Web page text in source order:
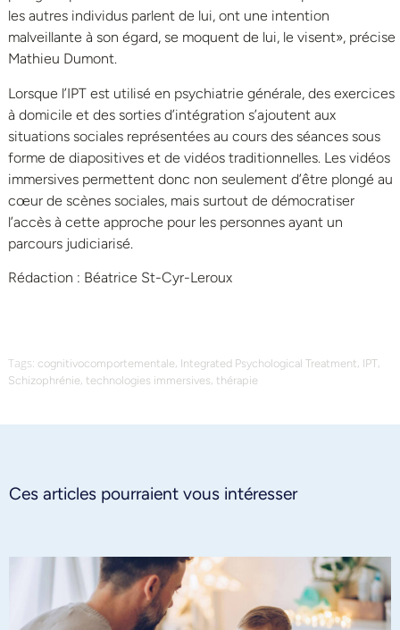
les autres individus parlent de lui, ont une intention
malveillante à son égard, se moquent de lui, le visent», précise
Mathieu Dumont.
Lorsque l’IPT est utilisé en psychiatrie générale, des exercices
à domicile et des sorties d’intégration s’ajoutent aux
situations sociales représentées au cours des séances sous
forme de diapositives et de vidéos traditionnelles. Les vidéos
immersives permettent donc non seulement d’être plongé au
cœur de scènes sociales, mais surtout de démocratiser
l’accès à cette approche pour les personnes ayant un
parcours judiciarisé.
Rédaction : Béatrice St-Cyr-Leroux
Tags: cognitivocomportementale, Integrated Psychological Treatment, IPT,
Schizophrénie, technologies immersives, thérapie
Ces articles pourraient vous intéresser